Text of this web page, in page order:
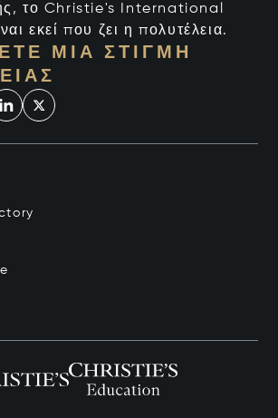
το Christie's International
εκεί που ζει η πολυτέλεια.
ΜΙΑ ΣΤΙΓΜΉ